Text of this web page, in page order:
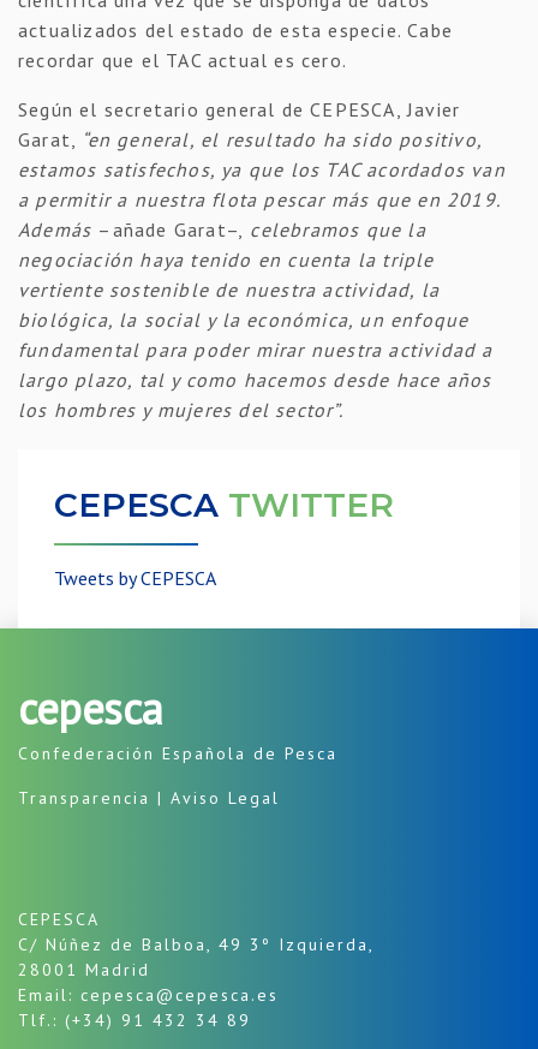
actualizados del estado de esta especie. Cabe
recordar que el TAC actual es cero.
Según el secretario general de CEPESCA, Javier
Garat,
“en general, el resultado ha sido positivo,
estamos satisfechos, ya que los TAC acordados van
a permitir a nuestra flota pescar más que en 2019.
Además –añade Garat–, celebramos que la
negociación haya tenido en cuenta la triple
vertiente sostenible de nuestra actividad, la
biológica, la social y la económica, un enfoque
fundamental para poder mirar nuestra actividad a
largo plazo, tal y como hacemos desde hace años
los hombres y mujeres del sector”.
CEPESCA TWITTER
Tweets by CEPESCA
cepesca
Confederación Española de Pesca
Transparencia | Aviso Legal
CEPESCA
C/ Núñez de Balboa, 49 3º Izquierda,
28001 Madrid
Email: cepesca@cepesca.es
Tlf.: (+34) 91 432 34 89